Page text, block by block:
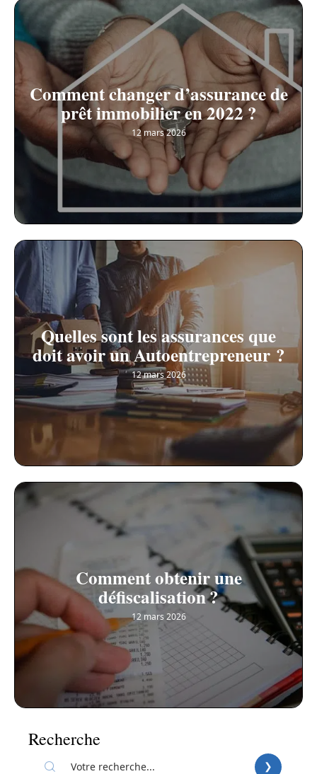
Comment changer d’assurance de
prêt immobilier en 2022 ?
12 mars 2026
Quelles sont les assurances que
doit avoir un Autoentrepreneur ?
12 mars 2026
Comment obtenir une
défiscalisation ?
12 mars 2026
Recherche